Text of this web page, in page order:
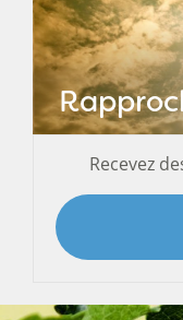
Recevez